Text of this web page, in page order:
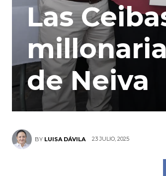
Las
de Neiva
BY LUISA DÁVILA 23 JULIO, 2025